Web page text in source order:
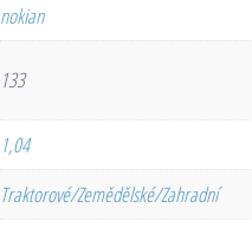
nokian
133
1,04
Traktorové/Zemědělské/Zahradní